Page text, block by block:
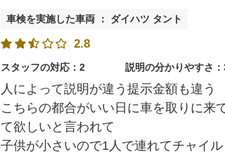
車検を実施した車両 ： ダイハツ タント
2.8
スタッフの対応：2 説明の分かりやすさ
人によって説明が違う提示金額も違う
こちらの都合がいい日に車を取りに来
て欲しいと言われて
子供が小さいので1人で連れてチャイ